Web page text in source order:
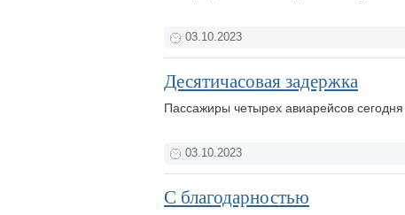
03.10.2023
Десятичасовая задержка
Пассажиры четырех авиарейсов
03.10.2023
С благодарностью